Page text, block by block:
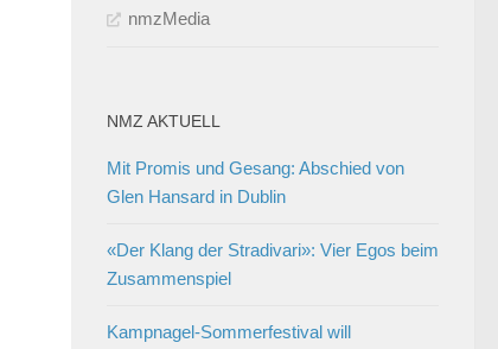
nmzMedia
NMZ AKTUELL
Mit Promis und Gesang: Abschied von
Glen Hansard in Dublin
«Der Klang der Stradivari»: Vier Egos beim
Zusammenspiel
Kampnagel-Sommerfestival will